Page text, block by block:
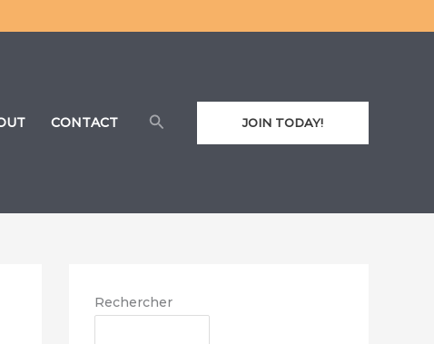
CONTACT RechercherJOIN TODAY!
Rechercher